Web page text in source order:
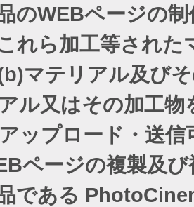
WEBページの制
れら加工等され
マテリアル及び
又はその加工物
ップロード・送信
ージの複製及び
ある